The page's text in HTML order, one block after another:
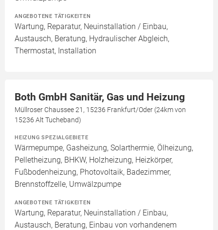
ANGEBOTENE TÄTIGKEITEN
Wartung, Reparatur, Neuinstallation / Einbau,
Austausch, Beratung, Hydraulischer Abgleich,
Thermostat, Installation
Both GmbH Sanitär, Gas und Heizung
Müllroser Chaussee 21, 15236 Frankfurt/Oder (24km von
15236 Alt Tucheband)
HEIZUNG SPEZIALGEBIETE
Wärmepumpe, Gasheizung, Solarthermie, Ölheizung,
Pelletheizung, BHKW, Holzheizung, Heizkörper,
Fußbodenheizung, Photovoltaik, Badezimmer,
Brennstoffzelle, Umwälzpumpe
ANGEBOTENE TÄTIGKEITEN
Wartung, Reparatur, Neuinstallation / Einbau,
Austausch, Beratung, Einbau von vorhandenem